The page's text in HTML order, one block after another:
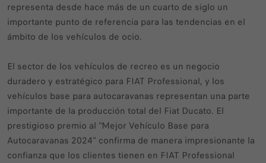
representa desde hace más de un cuarto de siglo un
importante punto de referencia para las tendencias en el
ámbito de los vehículos de ocio.
El sector de los vehículos de recreo es un negocio
duradero y estratégico para FIAT Professional, y los
vehículos base para autocaravanas representan una parte
importante de la producción total del Fiat Ducato. El
prestigioso premio al "Mejor Vehículo Base para
Autocaravanas 2024" confirma de manera impresionante la
confianza que los clientes tienen en FIAT Professional